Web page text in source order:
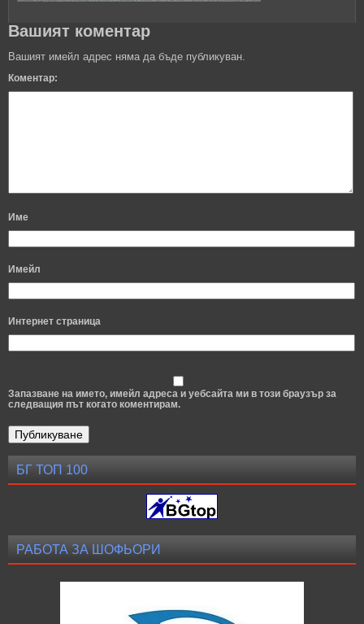
Вашият коментар
Вашият имейл адрес няма да бъде публикуван.
Коментар:
Име
Имейл
Интернет страница
Запазване на името, имейл адреса и уебсайта ми в този браузър за
следващия път когато коментирам.
БГ ТОП 100
РАБОТА ЗА ШОФЬОРИ